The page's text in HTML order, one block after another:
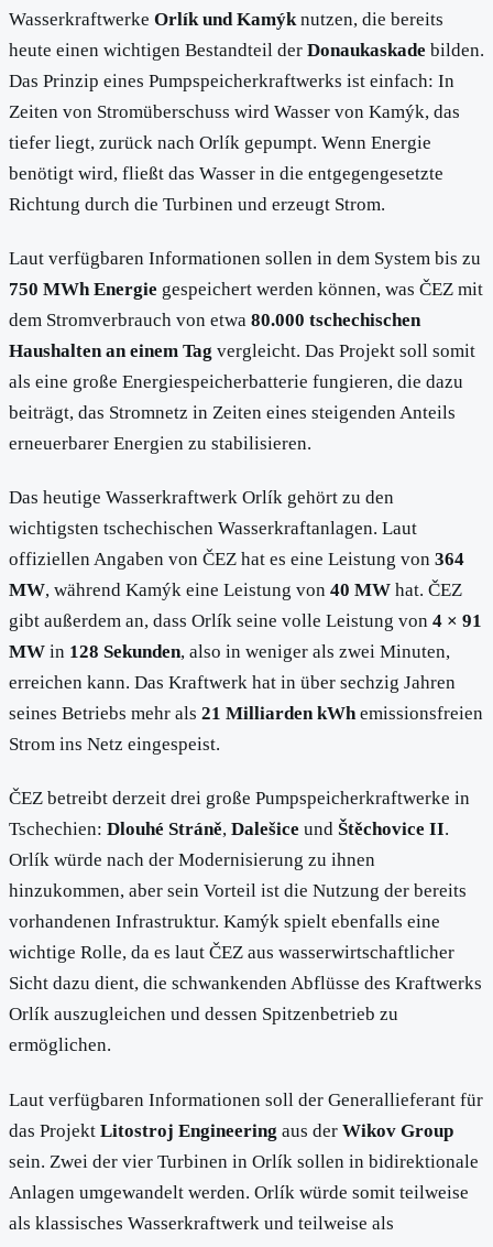
Wasserkraftwerke Orlík und Kamýk nutzen, die bereits
heute einen wichtigen Bestandteil der Donaukaskade bilden.
Das Prinzip eines Pumpspeicherkraftwerks ist einfach: In
Zeiten von Stromüberschuss wird Wasser von Kamýk, das
tiefer liegt, zurück nach Orlík gepumpt. Wenn Energie
benötigt wird, fließt das Wasser in die entgegengesetzte
Richtung durch die Turbinen und erzeugt Strom.
Laut verfügbaren Informationen sollen in dem System bis zu
750 MWh Energie gespeichert werden können, was ČEZ mit
dem Stromverbrauch von etwa 80.000 tschechischen
Haushalten an einem Tag vergleicht. Das Projekt soll somit
als eine große Energiespeicherbatterie fungieren, die dazu
beiträgt, das Stromnetz in Zeiten eines steigenden Anteils
erneuerbarer Energien zu stabilisieren.
Das heutige Wasserkraftwerk Orlík gehört zu den
wichtigsten tschechischen Wasserkraftanlagen. Laut
offiziellen Angaben von ČEZ hat es eine Leistung von 364
MW, während Kamýk eine Leistung von 40 MW hat. ČEZ
gibt außerdem an, dass Orlík seine volle Leistung von 4 × 91
MW in 128 Sekunden, also in weniger als zwei Minuten,
erreichen kann. Das Kraftwerk hat in über sechzig Jahren
seines Betriebs mehr als 21 Milliarden kWhemissionsfreien
Strom ins Netz eingespeist.
ČEZ betreibt derzeit drei große Pumpspeicherkraftwerke in
Tschechien: Dlouhé Stráně, Dalešice und Štěchovice II.
Orlík würde nach der Modernisierung zu ihnen
hinzukommen, aber sein Vorteil ist die Nutzung der bereits
vorhandenen Infrastruktur. Kamýk spielt ebenfalls eine
wichtige Rolle, da es laut ČEZ aus wasserwirtschaftlicher
Sicht dazu dient, die schwankenden Abflüsse des Kraftwerks
Orlík auszugleichen und dessen Spitzenbetrieb zu
ermöglichen.
Laut verfügbaren Informationen soll der Generallieferant für
das Projekt Litostroj Engineering aus der Wikov Group
sein. Zwei der vier Turbinen in Orlík sollen in bidirektionale
Anlagen umgewandelt werden. Orlík würde somit teilweise
als klassisches Wasserkraftwerk und teilweise als